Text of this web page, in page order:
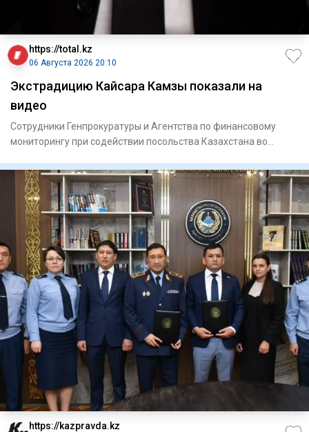
https://total.kz
06 Августа 2026 20:10
Экстрадицию Кайсара Камзы показали на
видео
Сотрудники Генпрокуратуры и Агентства по финансовому
мониторингу при содействии посольства Казахстана во
https://kazpravda.kz